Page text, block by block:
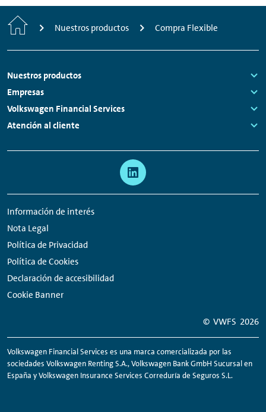
Inicio Nuestros productos Compra Flexible
Footer
Nuestros productos
Links:
Empresas
Links:
Volkswagen Financial Services
Links:
Atención al cliente
Información de interés
Nota Legal
Política de Privacidad
Política de Cookies
Declaración de accesibilidad
Cookie Banner
redes
sociales
© VWFS 2026
Volkswagen Financial Services es una marca comercializada por las
sociedades Volkswagen RentingS.A., Volkswagen Bank GmbH Sucursal en
España y Volkswagen Insurance Services Correduría de Seguros S.L.